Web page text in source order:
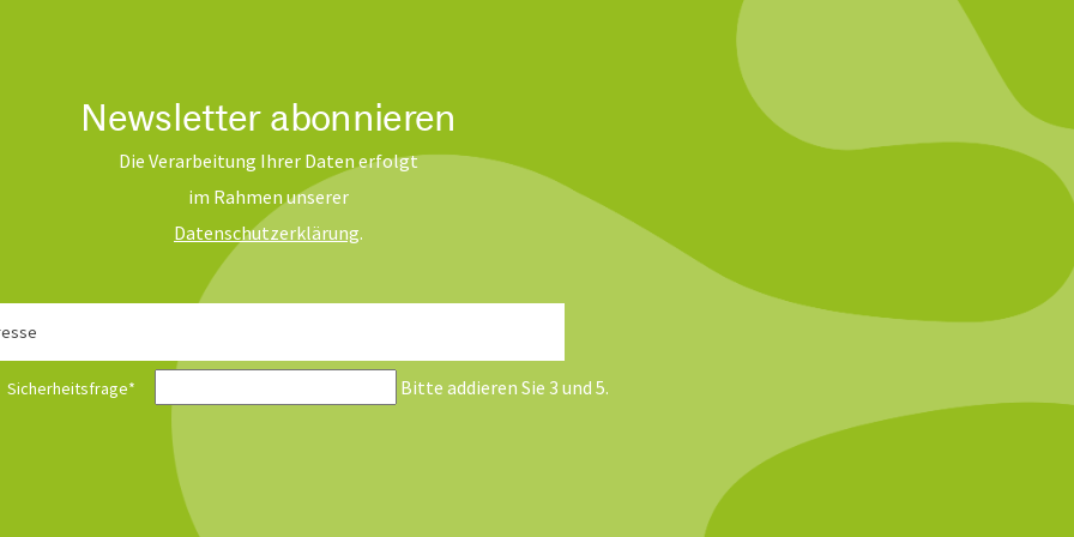
Newsletter abonnieren
Die Verarbeitung Ihrer Daten erfolgt
im Rahmen unserer
Daten­schutz­erklärung.
Sicherheitsfrage* Bitte addieren Sie 3 und 5.